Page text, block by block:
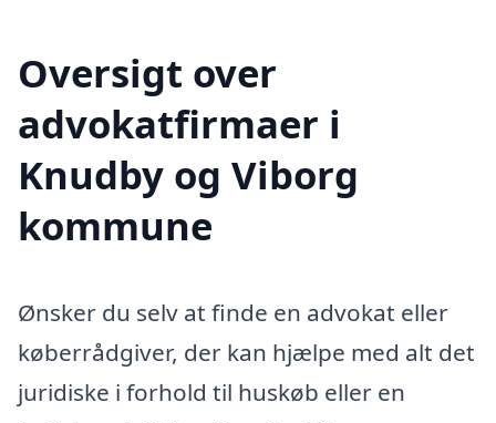
Oversigt over
advokatfirmaer i
Knudby og Viborg
kommune
Ønsker du selv at finde en advokat eller
køberrådgiver, der kan hjælpe med alt det
juridiske i forhold til huskøb eller en